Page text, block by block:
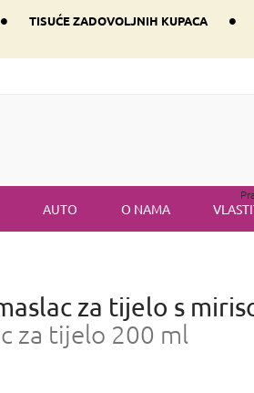
• TISUĆE ZADOVOLJNIH KUPACA •
AUTO O NAMA
za tijelo s
za tijelo 200 ml